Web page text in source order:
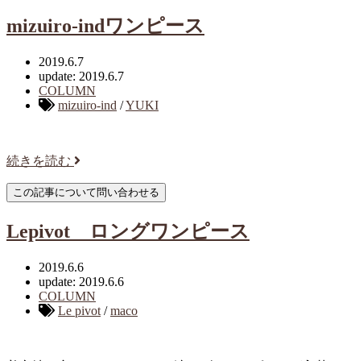
mizuiro-indワンピース
2019.6.7
update: 2019.6.7
COLUMN
mizuiro-ind /YUKI
続きを読む
Lepivot ロングワンピース
2019.6.6
update: 2019.6.6
COLUMN
Le pivot /maco